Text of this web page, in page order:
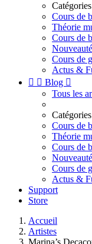
Catégories
Cours de
Théorie
Cours de
Cours de
Actus &
  Blog 
Tous les
Catégories
Cours de
Théorie
Cours de
Cours de
Actus &
Support
Store
Accueil
Artistes
Marina’s